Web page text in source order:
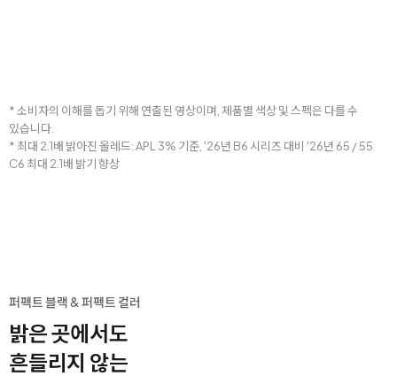
* 소비자의 이해를 돕기 위해 연출된 영상이며, 제품별 색상 및 스펙은 다를 수
있습니다.
* 최대 2.1배 밝아진 올레드: APL 3% 기준, '26년 B6 시리즈 대비 '26년 65 / 55
C6 최대 2.1배 밝기 향상
퍼펙트 블랙 & 퍼펙트 컬러
밝은 곳에서도
흔들리지 않는